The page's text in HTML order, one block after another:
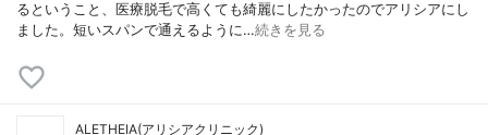
るということ、医療脱毛で高くても綺麗にしたかったのでアリシアにし
ました。短いスパンで通えるように…続きを見る
ALETHEIA(アリシアクリニック)